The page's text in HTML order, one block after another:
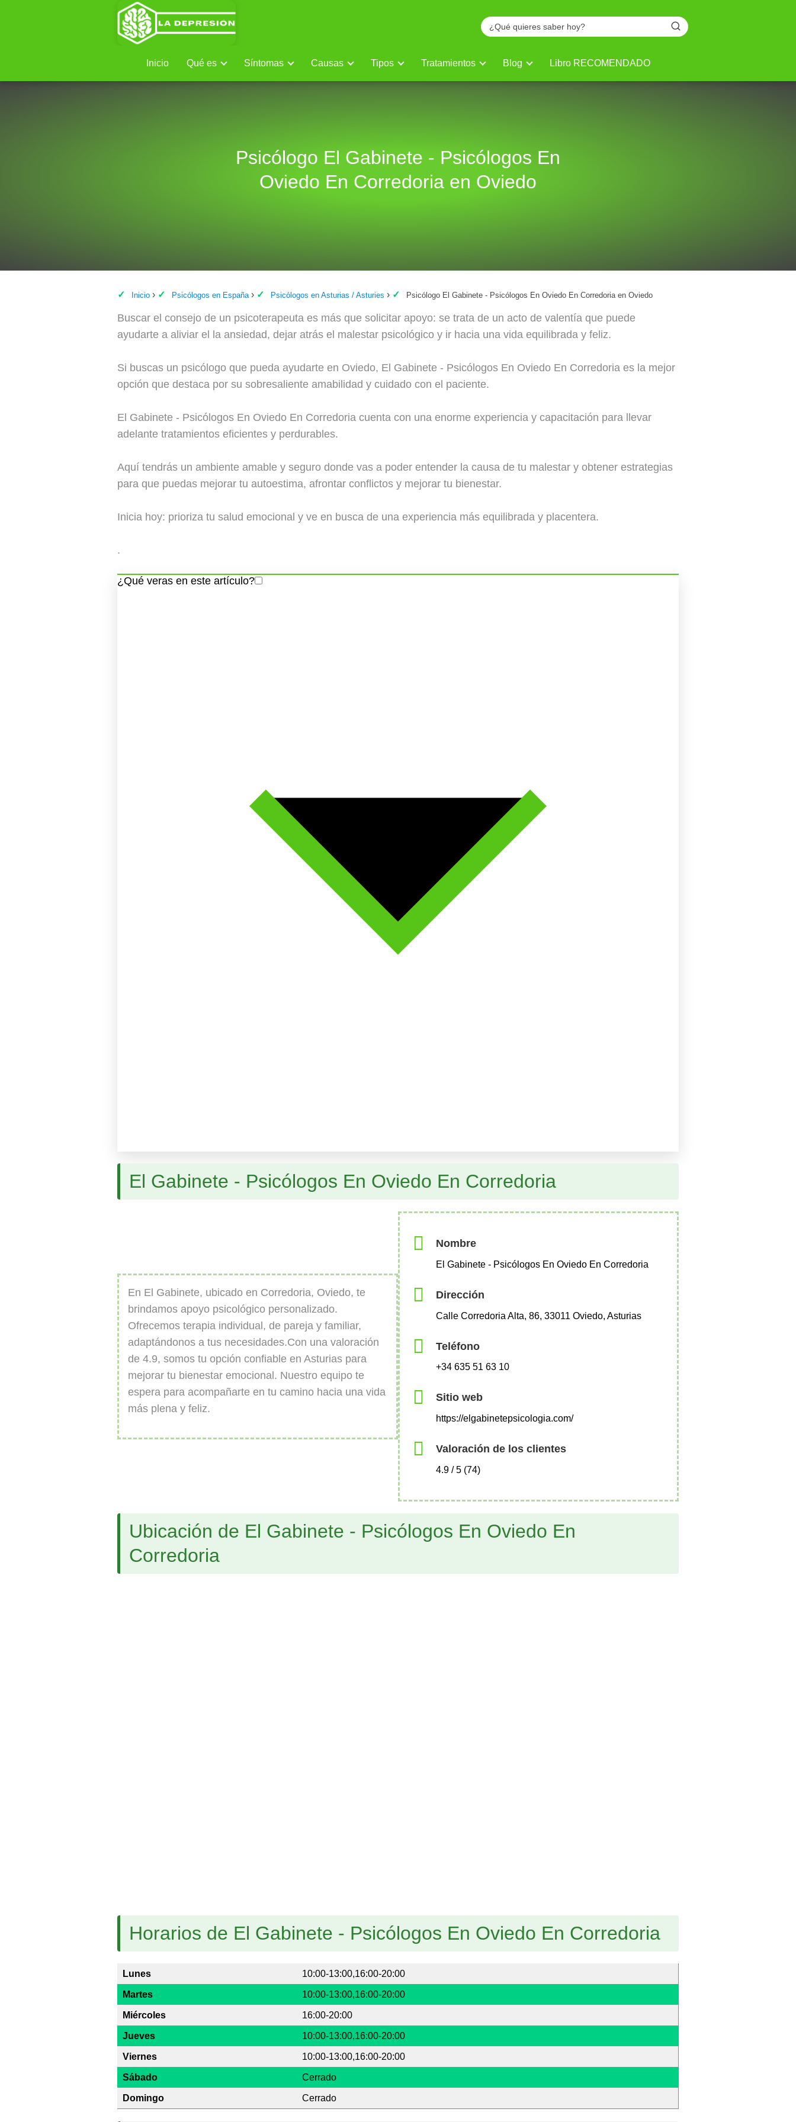
Inicio Qué es Síntomas Causas Tipos Tratamientos Blog Libro RECOMENDADO
Psicólogo El Gabinete - Psicólogos En
Oviedo En Corredoria en Oviedo
Inicio Psicólogos en España Psicólogos en Asturias / Asturies Psicólogo El Gabinete - Psicólogos En Oviedo En Corredoria en Oviedo
Buscar el consejo de un psicoterapeuta es más que solicitar apoyo: se trata de un acto de valentía que puede
ayudarte a aliviar el la ansiedad, dejar atrás el malestar psicológico y ir hacia una vida equilibrada y feliz.
Si buscas un psicólogo que pueda ayudarte en Oviedo, El Gabinete - Psicólogos En Oviedo En Corredoria es la mejor
opción que destaca por su sobresaliente amabilidad y cuidado con el paciente.
El Gabinete - Psicólogos En Oviedo En Corredoria cuenta con una enorme experiencia y capacitación para llevar
adelante tratamientos eficientes y perdurables.
Aquí tendrás un ambiente amable y seguro donde vas a poder entender la causa de tu malestar y obtener estrategias
para que puedas mejorar tu autoestima, afrontar conflictos y mejorar tu bienestar.
Inicia hoy: prioriza tu salud emocional y ve en busca de una experiencia más equilibrada y placentera.
.
¿Qué veras en este artículo?
El Gabinete - Psicólogos En Oviedo En Corredoria
En El Gabinete, ubicado en Corredoria, Oviedo, te
brindamos apoyo psicológico personalizado.
Ofrecemos terapia individual, de pareja y familiar,
adaptándonos a tus necesidades.Con una valoración
de 4.9, somos tu opción confiable en Asturias para
mejorar tu bienestar emocional. Nuestro equipo te
espera para acompañarte en tu camino hacia una vida
más plena y feliz.
Nombre
El Gabinete - Psicólogos En Oviedo En Corredoria
Dirección
Calle Corredoria Alta, 86, 33011 Oviedo, Asturias
Teléfono
+34 635 51 63 10
Sitio web
https://elgabinetepsicologia.com/
Valoración de los clientes
4.9 / 5 (74)
Ubicación de El Gabinete - Psicólogos En Oviedo En
Corredoria
Horarios de El Gabinete - Psicólogos En Oviedo En Corredoria
Lunes 10:00-13:00,16:00-20:00
Martes 10:00-13:00,16:00-20:00
Miércoles 16:00-20:00
Jueves 10:00-13:00,16:00-20:00
Viernes 10:00-13:00,16:00-20:00
Sábado Cerrado
Domingo Cerrado